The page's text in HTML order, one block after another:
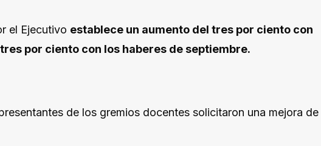
el Ejecutivo establece un aumento del tres por ciento con
por ciento con los haberes de septiembre.
de los gremios docentes solicitaron una mejora de